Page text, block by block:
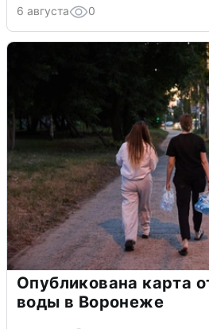
6 августа 0
Опубликована карта
воды в Воронеже